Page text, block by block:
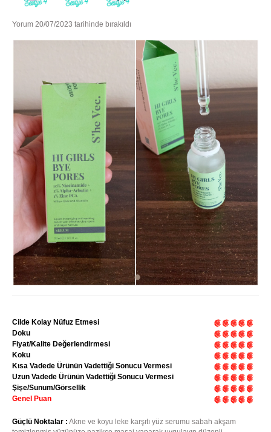
Yorum 20/07/2023 tarihinde bırakıldı
Cilde Kolay Nüfuz Etmesi
Doku
Fiyat/Kalite Değerlendirmesi
Koku
Kısa Vadede Ürünün Vadettiği Sonucu Vermesi
Uzun Vadede Ürünün Vadettiği Sonucu Vermesi
Şişe/Sunum/Görsellik
Genel Puan
Güçlü Noktalar : Akne ve koyu leke karşıtı yüz serumu sabah akşam